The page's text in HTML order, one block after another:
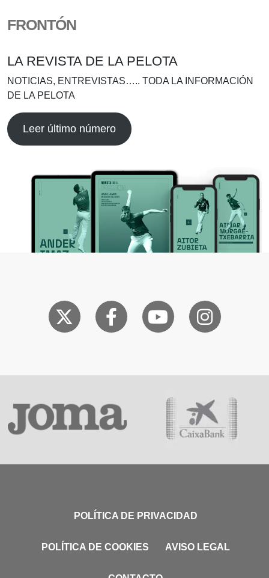
FRONTÓN
LA REVISTA DE LA PELOTA
NOTICIAS, ENTREVISTAS….. TODA LA INFORMACIÓN
DE LA PELOTA
Leer último número
POLÍTICA DE PRIVACIDAD
POLÍTICA DE COOKIES AVISO LEGAL